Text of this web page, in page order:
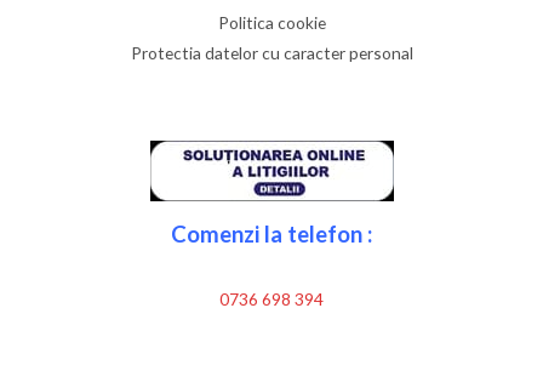
Politica cookie
Protectia datelor cu caracter personal
Comenzi la telefon :
0736 698 394